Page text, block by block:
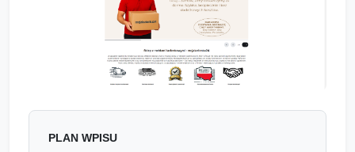
PLAN WPISU